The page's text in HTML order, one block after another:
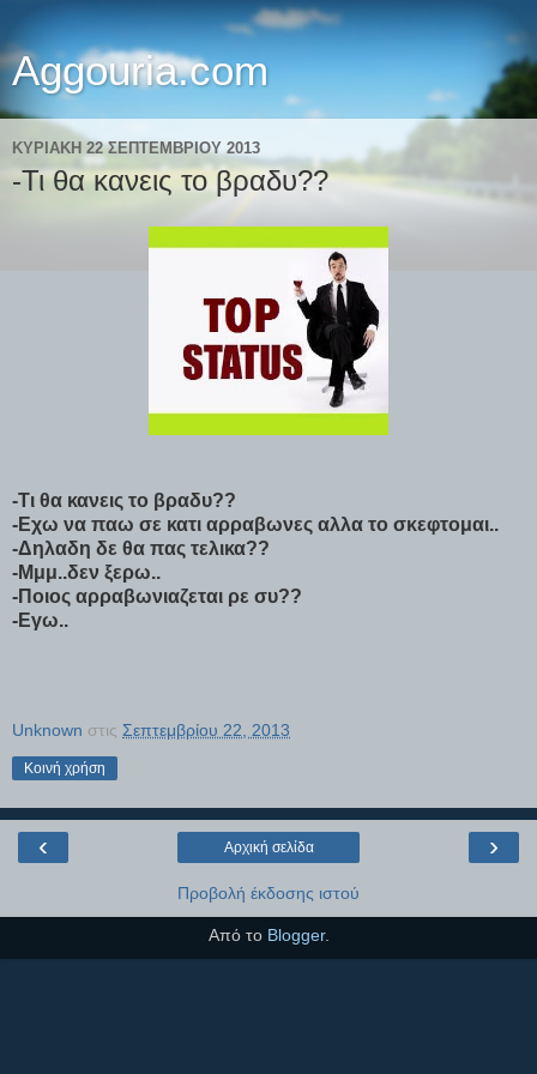
Aggouria.com
ΚΥΡΙΑΚΉ 22 ΣΕΠΤΕΜΒΡΊΟΥ 2013
-Τι θα κανεις το βραδυ??
-Τι θα κανεις το βραδυ??
-Εχω να παω σε κατι αρραβωνες αλλα το σκεφτομαι..
-Δηλαδη δε θα πας τελικα??
-Μμμ..δεν ξερω..
-Ποιος αρραβωνιαζεται ρε συ??
-Εγω..
Unknown στις Σεπτεμβρίου 22, 2013
Κοινή χρήση
‹ ›
Αρχική σελίδα
Προβολή έκδοσης ιστού
Από το Blogger.